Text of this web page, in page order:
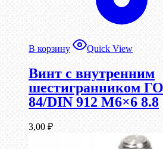
В корзину Quick View
Винт c внутренним
шестигранником
84/DIN 912 М6×6 8.8
3,00 ₽